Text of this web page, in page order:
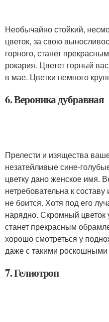
Необычайно стойкий,
цветок, за свою
горного, станет
рокария. Цветет горный
в мае. Цветки немного
6. Вероника дубравная
Прелести и изящества
незатейливые сине-
цветку дано женское имя.
нетребовательна к
не боится. Хотя под его
нарядно. Скромный цветок
станет прекрасным
хорошо смотреться у
даже с такими роскошными
7. Гелиотроп